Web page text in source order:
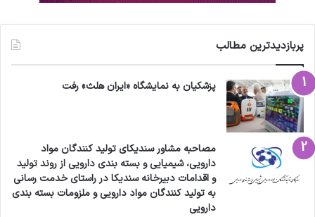
پربازدیدترین مطالب
پزشکیان به نمایشگاه «ایران هلث» رفت
مصاحبه مشاور سندیکای تولید کنندگان مواد
دارویی، شیمیایی و بسته بندی دارویی از روند تولید
و اقدامات دبیرخانه سندیکا در راستای خدمت رسانی
به تولید کنندگان مواد دارویی و ملزومات بسته بندی
دارویی